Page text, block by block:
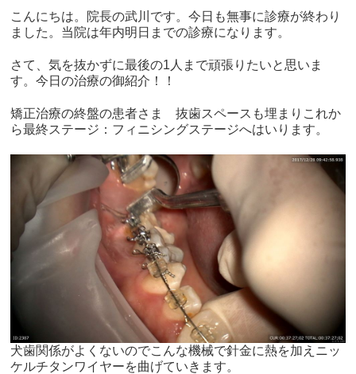
こんにちは。院長の武川です。今日も無事に診療が終わり
ました。当院は年内明日までの診療になります。
さて、気を抜かずに最後の1人まで頑張りたいと思いま
す。今日の治療の御紹介！！
矯正治療の終盤の患者さま 抜歯スペースも埋まりこれか
ら最終ステージ：フィニシングステージへはいります。
犬歯関係がよくないのでこんな機械で針金に熱を加えニッ
ケルチタンワイヤーを曲げていきます。